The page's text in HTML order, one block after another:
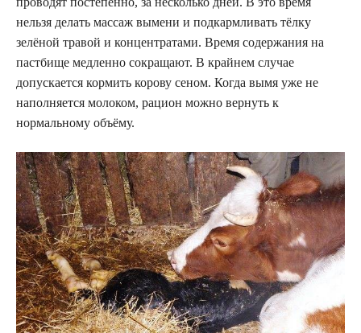
нельзя делать массаж вымени и подкармливать тёлку
зелёной травой и концентратами. Время содержания на
пастбище медленно сокращают. В крайнем случае
допускается кормить корову сеном. Когда вымя уже не
наполняется молоком, рацион можно вернуть к
нормальному объёму.